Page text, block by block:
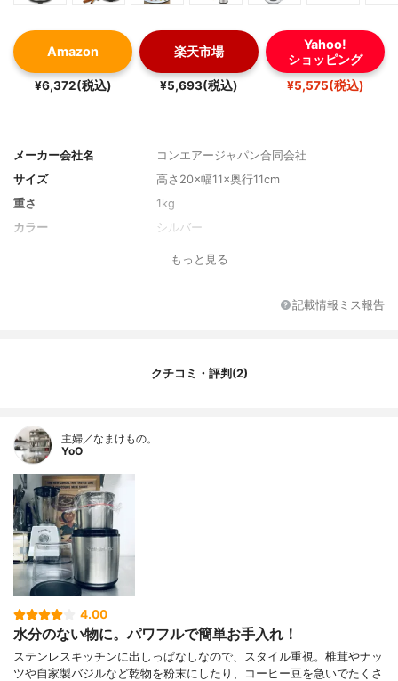
Amazon
¥6,372(税込)
楽天市場
¥5,693(税込)
Yahoo!
ショッピング
¥5,575(税込)
メーカー会社名
コンエアージャパン合同会社
サイズ
高さ20×幅11×奥行11cm
重さ
1kg
カラー
シルバー
もっと見る
記載情報ミス報告
クチコミ・評判(2)
主婦／なまけもの。
YoO
4.00
水分のない物に。パワフルで簡単お手入れ！
ステンレスキッチンに出しっぱなしなので、スタイル重視。椎茸やナッ
ツや自家製バジルなど乾物を粉末にしたり、コーヒー豆を急いでたくさ